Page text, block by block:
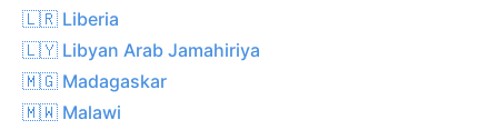
🇱🇷 Liberia
🇱🇾 Libyan Arab Jamahiriya
🇲🇬 Madagaskar
🇲🇼 Malawi